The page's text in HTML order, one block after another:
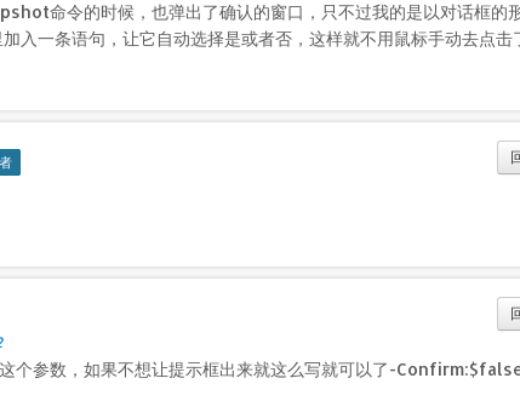
命令的时候，也弹出了确认的窗口，只不过我的是以对话框的
入一条语句，让它自动选择是或者否，这样就不用鼠标手动去点击
个参数，如果不想让提示框出来就这么写就可以了-